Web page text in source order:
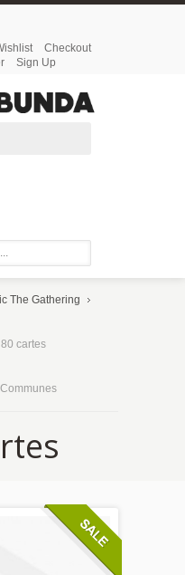
Checkout
Sign Up
The Gathering
cartes